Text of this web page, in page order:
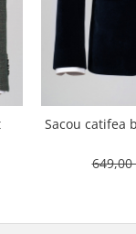
Sacou catifea